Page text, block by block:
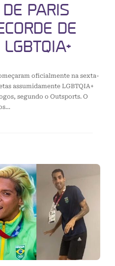
PARIS
DE
oficialmente na sexta-
assumidamente LGBTQIA+
segundo o Outsports. O